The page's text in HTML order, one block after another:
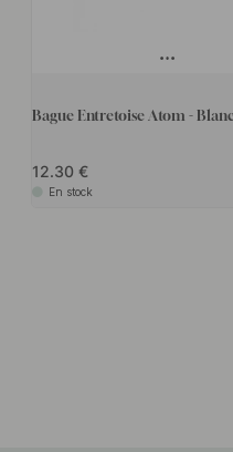
Bague Entretoise Atom - Blanc
12.30
En stock